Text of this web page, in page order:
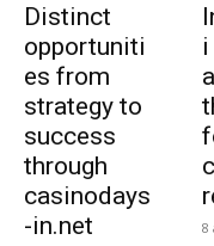
Distinct
opportuniti
es from
strategy to
success
through
casinodays
-in.net
8